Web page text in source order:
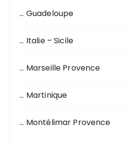
… Guadeloupe
… Italie – Sicile
… Marseille Provence
… Martinique
… Montélimar Provence